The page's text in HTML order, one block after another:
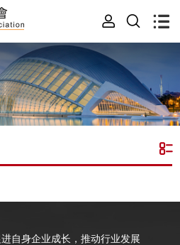
自身企业成长，推动行业发展